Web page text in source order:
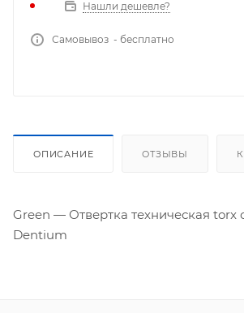
Нашли дешевле?
Самовывоз - бесплатно
ОПИСАНИЕ ОТЗЫВЫ
Green — Отвертка техническая torx
Dentium